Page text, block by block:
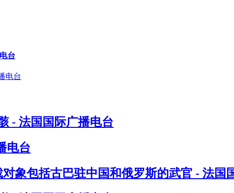
台
- 法国国际广播电台
电台
象包括古巴驻中国和俄罗斯的武官 - 法国